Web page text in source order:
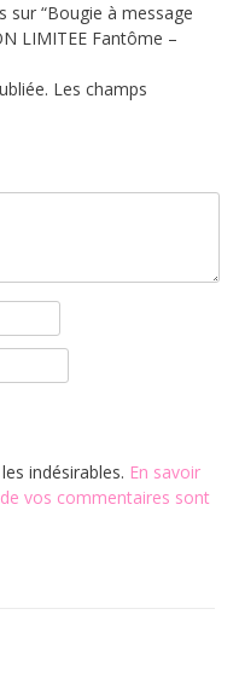
sur “Bougie à message
LIMITEE Fantôme –
Les champs
indésirables. En savoir
vos commentaires sont